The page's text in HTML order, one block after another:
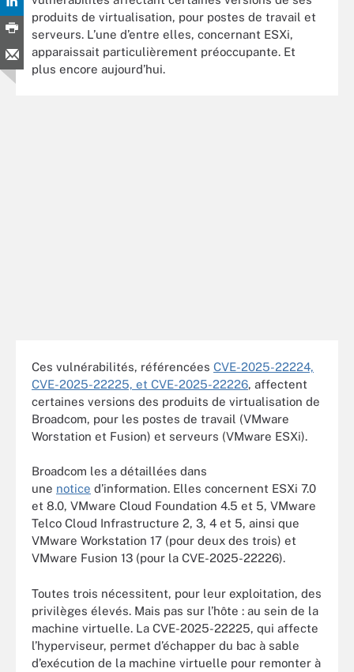
produits de virtualisation, pour postes de travail et
serveurs. L’une d’entre elles, concernant ESXi,
apparaissait particulièrement préoccupante. Et
plus encore aujourd’hui.
Ces vulnérabilités, référencées CVE-2025-22224,
CVE-2025-22225, et CVE-2025-22226, affectent
certaines versions des produits de virtualisation de
Broadcom, pour les postes de travail (VMware
Worstation et Fusion) et serveurs (VMware ESXi).
Broadcom les a détaillées dans
une notice d’information. Elles concernent ESXi 7.0
et 8.0, VMware Cloud Foundation 4.5 et 5, VMware
Telco Cloud Infrastructure 2, 3, 4 et 5, ainsi que
VMware Workstation 17 (pour deux des trois) et
VMware Fusion 13 (pour la CVE-2025-22226).
Toutes trois nécessitent, pour leur exploitation, des
privilèges élevés. Mais pas sur l’hôte : au sein de la
machine virtuelle. La CVE-2025-22225, qui affecte
l’hyperviseur, permet d’échapper du bac à sable
d’exécution de la machine virtuelle pour remonter à